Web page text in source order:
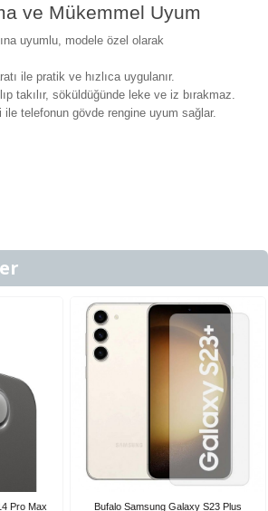
ve Mükemmel Uyum
uyumlu, modele özel olarak
ile pratik ve hızlıca uygulanır.
takılır, söküldüğünde leke ve iz bırakmaz.
ile telefonun gövde rengine uyum sağlar.
Pro Max Bufalo Samsung Galaxy S23 Plus